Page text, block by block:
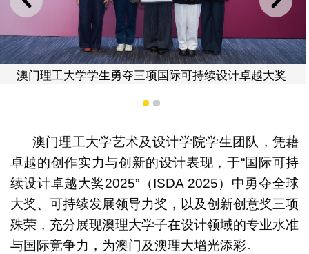
上一则 下一
澳门理工大学学生勇夺三项国际可持续设计卓越大奖
1 2
澳门理工大学艺术及设计学院学生团队，凭藉
卓越的创作实力与创新的设计表现，于“国际可持
续设计卓越大奖2025”（ISDA 2025）中勇夺全球
大奖、可持续发展领导力奖，以及创新创意奖三项
殊荣，充分展现澳理大学子在设计领域的专业水准
与国际竞争力，为澳门及澳理大增光添彩。